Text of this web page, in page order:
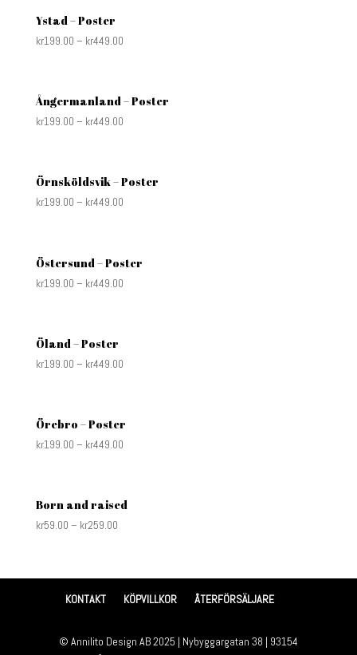
Ystad – Poster
kr199.00 – kr449.00
Ångermanland – Poster
kr199.00 – kr449.00
Örnsköldsvik – Poster
kr199.00 – kr449.00
Östersund – Poster
kr199.00 – kr449.00
Öland – Poster
kr199.00 – kr449.00
Örebro – Poster
kr199.00 – kr449.00
Born and raised
kr59.00 – kr259.00
KONTAKT KÖPVILLKOR ÅTERFÖRSÄLJARE
© Annilito Design AB 2025 | Nybyggargatan 38 | 93154